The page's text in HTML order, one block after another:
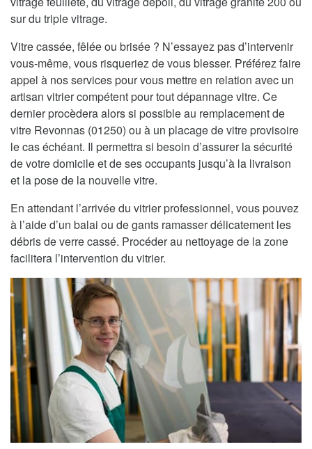
sur du triple vitrage.
Vitre cassée, fêlée ou brisée ? N’essayez pas d’intervenir
vous-même, vous risqueriez de vous blesser. Préférez faire
appel à nos services pour vous mettre en relation avec un
artisan vitrier compétent pour tout dépannage vitre. Ce
dernier procèdera alors si possible au remplacement de
vitre Revonnas (01250) ou à un placage de vitre provisoire
le cas échéant. Il permettra si besoin d’assurer la sécurité
de votre domicile et de ses occupants jusqu’à la livraison
et la pose de la nouvelle vitre.
En attendant l’arrivée du vitrier professionnel, vous pouvez
à l’aide d’un balai ou de gants ramasser délicatement les
débris de verre cassé. Procéder au nettoyage de la zone
facilitera l’intervention du vitrier.